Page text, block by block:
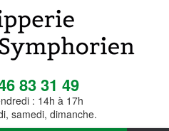
83 31 49
: 14h à 17h
samedi, dimanche.